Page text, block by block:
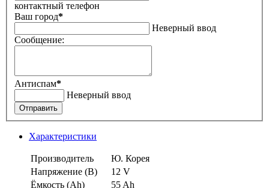
контактный телефон
Ваш город*
Неверный ввод
Сообщение:
Антиспам*
Неверный ввод
Отправить
Характеристики
Производитель
Ю. Корея
Напряжение (В)
12 V
Ёмкость (Аh)
55 Ah